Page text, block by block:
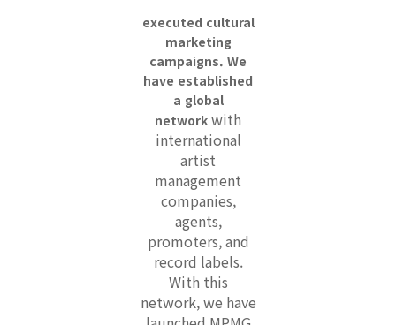
executed cultural
marketing
campaigns. We
have established
a global
network with
international
artist
management
companies,
agents,
promoters, and
record labels.
With this
network, we have